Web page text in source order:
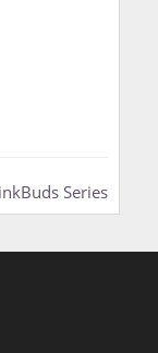
Series